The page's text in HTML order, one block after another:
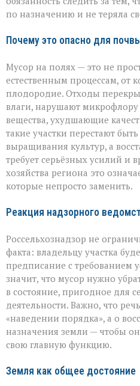
по назначению и не теряла
Почему это опасно для
Мусор на полях — это не
естественным процессам, от
плодородие. Отходы
влаги, нарушают микрофлору
вещества, ухудшающие
такие участки перестают
выращивания культур, а
требует серьёзных усилий и
хозяйства региона это
которые непросто заменить.
Реакция надзорного
Россельхознадзор не
факта: владельцу участка
предписание с требованием
значит, что мусор нужно
в состояние, пригодное для
деятельности. Важно, что
«наведении порядка», а о
назначения земли — чтобы
свою главную функцию.
Земля как общее достояние